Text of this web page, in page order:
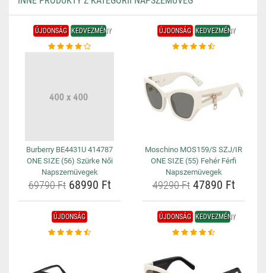
ÚJDONSÁG KEDVEZMÉNY
Burberry BE4431U 414787
ONE SIZE (56) Szürke Női
Napszemüvegek
69790 Ft68990 Ft
ÚJDONSÁG KEDVEZMÉNY
Moschino MOS159/S SZJ/IR
ONE SIZE (55) Fehér Férfi
Napszemüvegek
49290 Ft47890 Ft
ÚJDONSÁG ÚJDONSÁG KEDVEZMÉNY